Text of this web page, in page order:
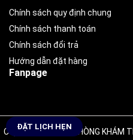
ĐẶT LỊCH HẸN
Chính sách quy định chung
Chính sách thanh toán
Chính sách đổi trả
Hướng dẫn đặt hàng
Fanpage
Copyright © 2026 PHÒNG KHÁM